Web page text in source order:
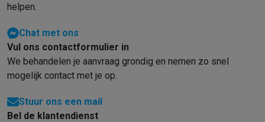
helpen.
Chat met ons
Vul ons contactformulier in
We behandelen je aanvraag grondig en nemen zo snel
mogelijk contact met je op.
Stuur ons een mail
Bel de klantendienst